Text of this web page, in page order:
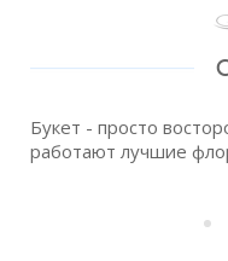
Букет - просто
работают лучшие